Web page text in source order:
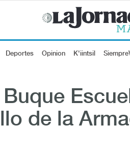
Deportes Opinion K'iintsil
de la